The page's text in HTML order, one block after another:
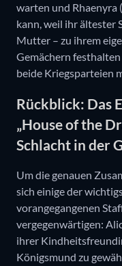
warten und Rhaenyra
kann, weil ihr ältester
Mutter – zu ihrem
Gemächern
beide Kriegsparteien
Rückblick: Das
„House of the
Schlacht in der
Um die genauen
sich einige der
vorangegangenen
vergegenwärtigen:
ihrer
Königsmund zu